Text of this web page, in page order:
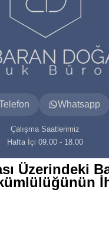
Whatsapp
Çalışma Saatlerimiz
Hafta İçi 09.00 - 18.00
Üzerindeki